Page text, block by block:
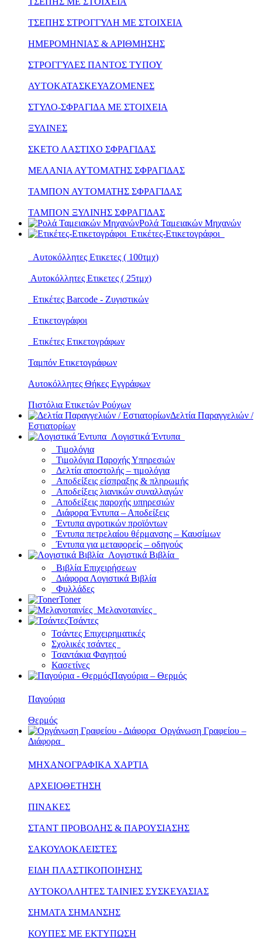
ΤΣΕΠΗΣ ΣΤΡΟΓΓΥΛΗ ΜΕ ΣΤΟΙΧΕΙΑ
ΗΜΕΡΟΜΗΝΙΑΣ & ΑΡΙΘΜΗΣΗΣ
ΣΤΡΟΓΓΥΛΕΣ ΠΑΝΤΟΣ ΤΥΠΟΥ
ΑΥΤΟΚΑΤΑΣΚΕΥΑΖΟΜΕΝΕΣ
ΣΤΥΛΟ-ΣΦΡΑΓΙΔΑ ΜΕ ΣΤΟΙΧΕΙΑ
ΞΥΛΙΝΕΣ
ΣΚΕΤΟ ΛΑΣΤΙΧΟ ΣΦΡΑΓΙΔΑΣ
ΜΕΛΑΝΙΑ ΑΥΤΟΜΑΤΗΣ ΣΦΡΑΓΙΔΑΣ
ΤΑΜΠΟΝ ΑΥΤΟΜΑΤΗΣ ΣΦΡΑΓΙΔΑΣ
ΤΑΜΠΟΝ ΞΥΛΙΝΗΣ ΣΦΡΑΓΙΔΑΣ
Ρολά Ταμειακών Μηχανών
Ετικέτες-Ετικετογράφοι
Αυτοκόλλητες Ετικετες ( 100τμχ)
Αυτοκόλλητες Ετικετες ( 25τμχ)
Ετικέτες Barcode - Ζυγιστικών
Ετικετογράφοι
Ετικέτες Ετικετογράφων
Ταμπόν Ετικετογράφων
Αυτοκόλλητες Θήκες Εγγράφων
Πιστόλια Ετικετών Ρούχων
Δελτία Παραγγελιών /
Εστιατορίων
Λογιστικά Έντυπα
Τιμολόγια
Τιμολόγια Παροχής Υπηρεσιών
Δελτία αποστολής – τιμολόγια
Αποδείξεις είσπραξης & πληρωμής
Αποδείξεις λιανικών συναλλαγών
Αποδείξεις παροχής υπηρεσιών
Διάφορα Έντυπα – Αποδείξεις
Έντυπα αγροτικών προϊόντων
Έντυπα πετρελαίου θέρμανσης – Καυσίμων
Έντυπα για μεταφορείς – οδηγούς
Λογιστικά Βιβλία
Βιβλία Επιχειρήσεων
Διάφορα Λογιστικά Βιβλία
Φυλλάδες
Toner
Μελανοταινίες
Τσάντες
Τσάντες Επιχειρηματικές
Σχολικές τσάντες
Τσαντάκια Φαγητού
Κασετίνες
Παγούρια – Θερμός
Παγούρια
Θερμός
Οργάνωση Γραφείου –
Διάφορα
ΜΗΧΑΝΟΓΡΑΦΙΚΑ ΧΑΡΤΙΑ
ΑΡΧΕΙΟΘΕΤΗΣΗ
ΠΙΝΑΚΕΣ
ΣΤΑΝΤ ΠΡΟΒΟΛΗΣ & ΠΑΡΟΥΣΙΑΣΗΣ
ΣΑΚΟΥΛΟΚΛΕΙΣΤΕΣ
ΕΙΔΗ ΠΛΑΣΤΙΚΟΠΟΙΗΣΗΣ
ΑΥΤΟΚΟΛΛΗΤΕΣ ΤΑΙΝΙΕΣ ΣΥΣΚΕΥΑΣΙΑΣ
ΣΗΜΑΤΑ ΣΗΜΑΝΣΗΣ
ΚΟΥΠΕΣ ΜΕ ΕΚΤΥΠΩΣΗ